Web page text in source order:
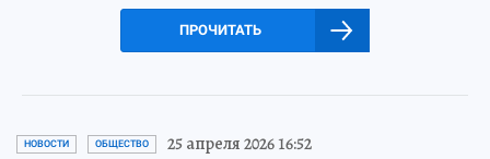
ПРОЧИТАТЬ
НОВОСТИ ОБЩЕСТВО 25 апреля 2026 16:52